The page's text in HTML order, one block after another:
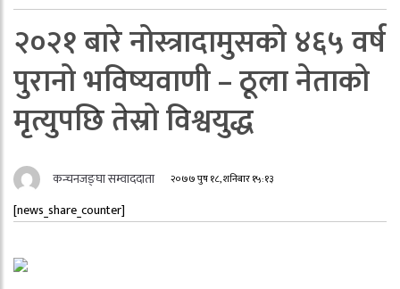
२०२१ बारे नोस्त्रादामुसको ४६५ वर्ष
पुरानो भविष्यवाणी – ठूला नेताको
मृत्युपछि तेस्रो विश्वयुद्ध
कन्चनजङ्घा सम्वाददाता २०७७ पुष १८, शनिबार १५:१३
[news_share_counter]